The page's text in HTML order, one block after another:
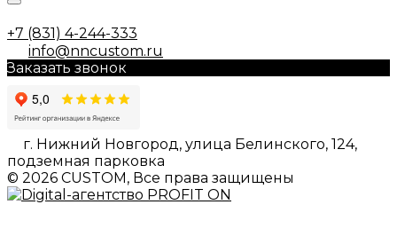
+7 (831) 4-244-333
info@nncustom.ru
Заказать звонок
г. Нижний Новгород, улица Белинского, 124,
подземная парковка
© 2026 CUSTOM, Все права защищены